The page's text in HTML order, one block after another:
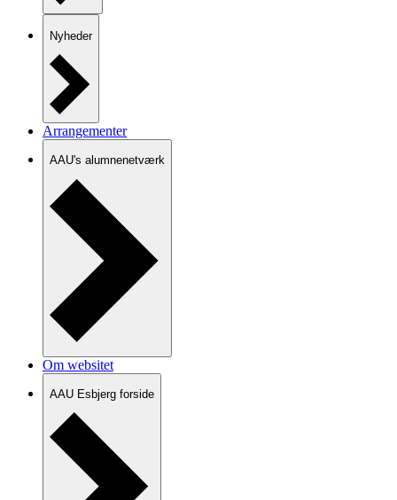
Nyheder
Arrangementer
AAU's alumnenetværk
Om websitet
AAU Esbjerg forside